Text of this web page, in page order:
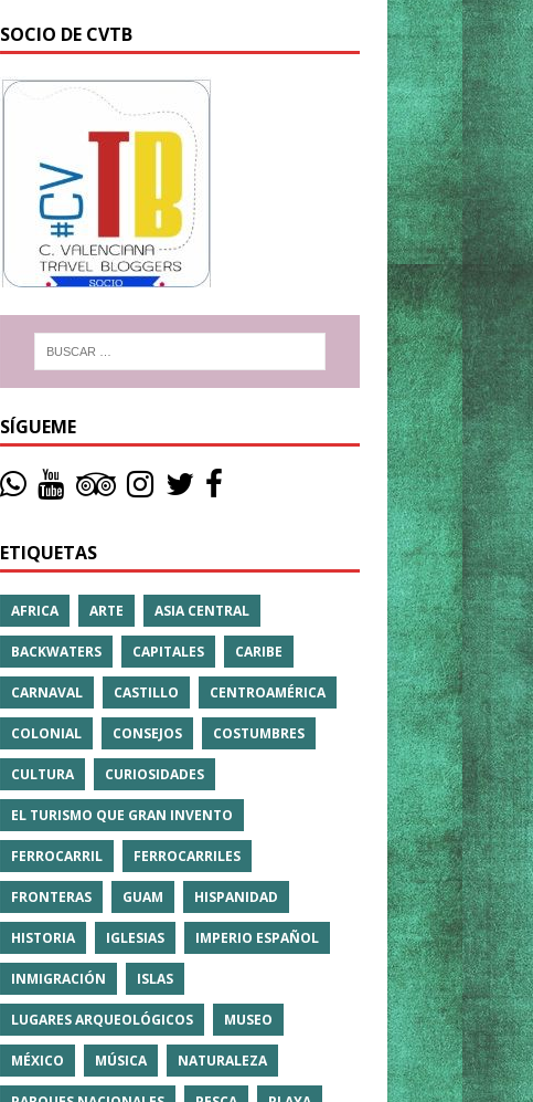
SOCIO DE CVTB
SÍGUEME
ETIQUETAS
AFRICA ARTE ASIA CENTRAL
BACKWATERS CAPITALES CARIBE
CARNAVAL CASTILLO CENTROAMÉRICA
COLONIAL CONSEJOS COSTUMBRES
CULTURA CURIOSIDADES
EL TURISMO QUE GRAN INVENTO
FERROCARRIL FERROCARRILES
FRONTERAS GUAM HISPANIDAD
HISTORIA IGLESIAS IMPERIO ESPAÑOL
INMIGRACIÓN ISLAS
LUGARES ARQUEOLÓGICOS MUSEO
MÉXICO MÚSICA NATURALEZA